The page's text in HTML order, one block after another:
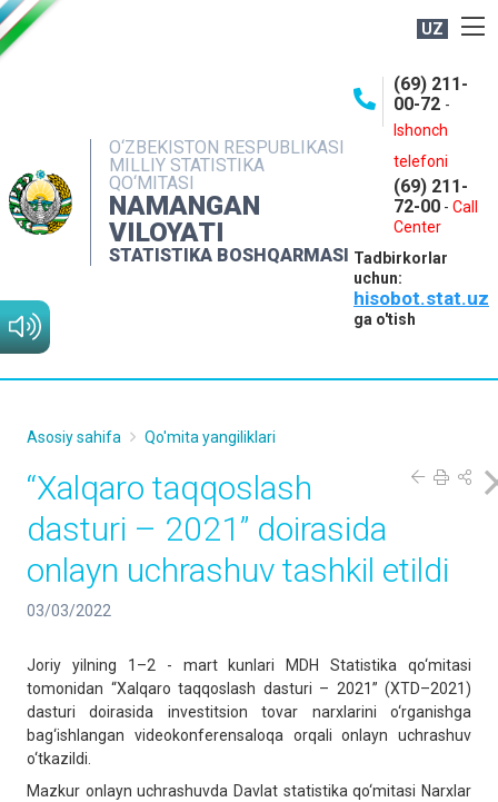
UZ
O‘ZBEKISTON RESPUBLIKASI
MILLIY STATISTIKA
QO‘MITASI
NAMANGAN
VILOYATI
STATISTIKA BOSHQARMASI
(69) 211-
00-72 -
Ishonch
telefoni
(69) 211-
72-00 - Call
Center
Tadbirkorlar
uchun:
hisobot.stat.uz
ga o'tish
NASHRLAR
INTERAKTIV XIZMATLAR
MATBUOT XIZMATI
MUROJAATLAR
Asosiy sahifa Qo'mita yangiliklari
“Xalqaro taqqoslash
dasturi – 2021” doirasida
onlayn uchrashuv tashkil etildi
03/03/2022
Joriy yilning 1–2 - mart kunlari MDH Statistika qo‘mitasi
tomonidan “Xalqaro taqqoslash dasturi – 2021” (XTD–2021)
dasturi doirasida investitsion tovar narxlarini o‘rganishga
bag‘ishlangan videokonferensaloqa orqali onlayn uchrashuv
o‘tkazildi.
Mazkur onlayn uchrashuvda Davlat statistika qo‘mitasi Narxlar